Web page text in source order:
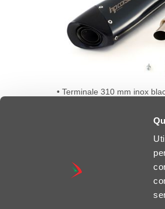
• Terminale 310 mm inox